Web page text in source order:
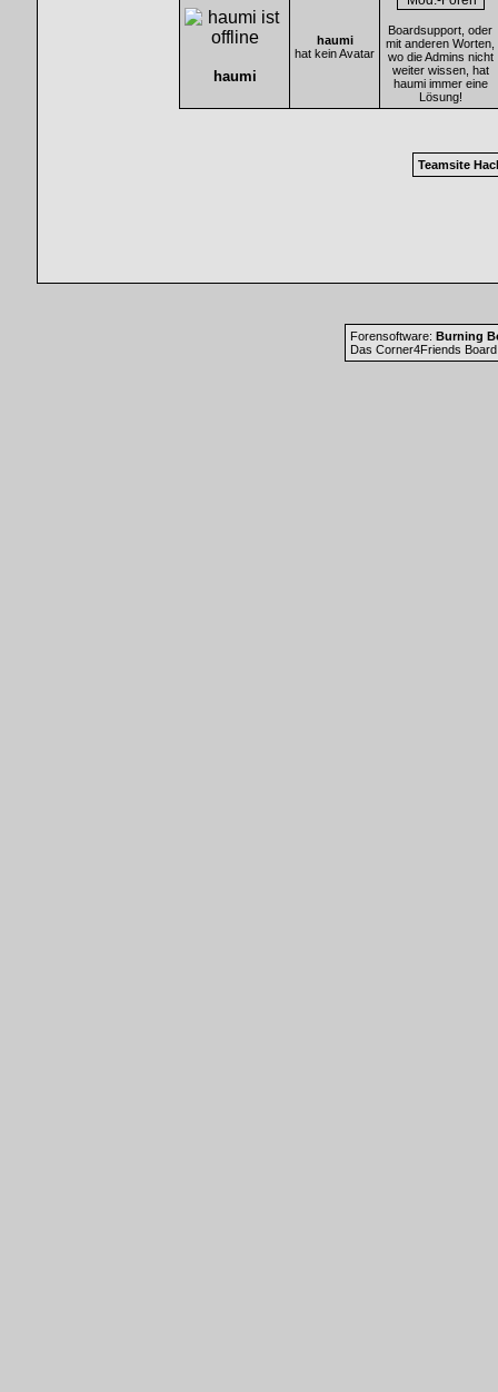
haumi
haumi
hat kein Avatar
Boardsupport, oder
mit anderen Worten,
wo die Admins nicht
weiter wissen, hat
haumi immer eine
Lösung!
Teamsite
Forensoftware: Burning
Das Corner4Friends